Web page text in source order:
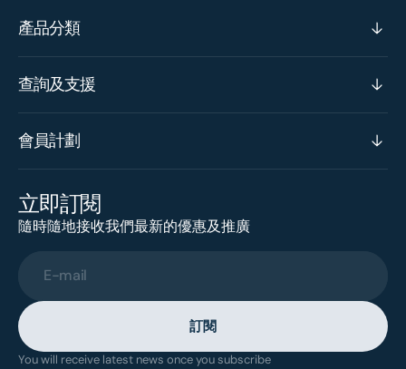
產品分類
查詢及支援
會員計劃
立即訂閱
隨時隨地接收我們最新的優惠及推廣
E-mail
訂閱
You will receive latest news once you subscribe